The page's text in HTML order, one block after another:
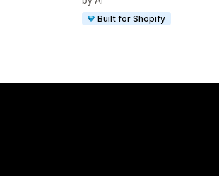
Built for Shopify